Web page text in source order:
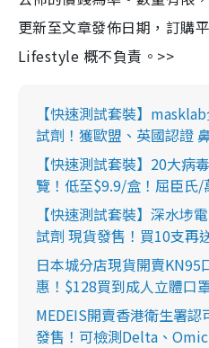
更新至文章發佈日期，訂購
Lifestyle 概不負責。>>
【快速測試套裝】
試劑！獲歐盟、英國認證
【快速測試套裝】20大病
覽！低至$9.9/盒！屈臣氏
【快速測試套裝】深水埗
試劑 現貨發售！買10支再
日本城分店現貨開賣KN95
惠！$128買到成人立體口
MEDEIS開賣香港衛生署
發售！可檢測Delta、